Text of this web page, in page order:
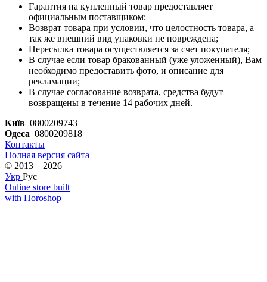
Гарантия на купленный товар предоставляет
официальным поставщиком;
Возврат товара при условии, что целостность товара, а
так же внешний вид упаковки не повреждена;
Пересылка товара осуществляется за счет покупателя;
В случае если товар бракованный (уже уложенный), Вам
необходимо предоставить фото, и описание для
рекламации;
В случае согласование возврата, средства будут
возвращены в течение 14 рабочих дней.
Київ 0800209743
Одеса 0800209818
Контакты
Полная версия сайта
© 2013—2026
Укр Рус
Online store built
with Horoshop